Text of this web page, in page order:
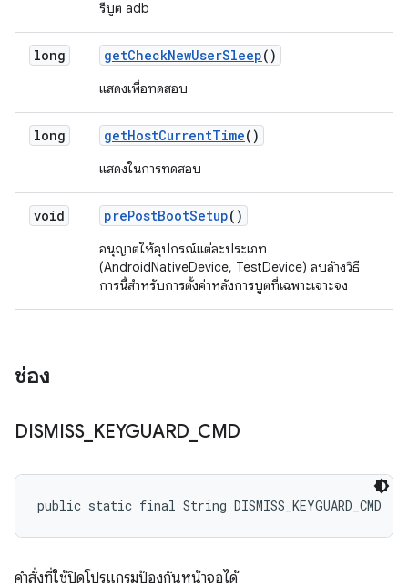
รีบูต adb
long getCheckNewUserSleep()
แสดงเพื่อทดสอบ
long getHostCurrentTime()
แสดงในการทดสอบ
void prePostBootSetup()
อนุญาตให้อุปกรณ์แต่ละประเภท
(AndroidNativeDevice, TestDevice) ลบล้างวิธี
การนี้สำหรับการตั้งค่าหลังการบูตที่เฉพาะเจาะจง
ช่อง
DISMISS_ KEYGUARD CMD
public static final String DISMISS_KEYGUARD_CMD
คำสั่งที่ใช้ปิดโปรแกรมป้องกันหน้าจอได้